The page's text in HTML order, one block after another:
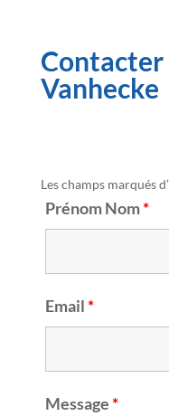
Vanhecke
Les champs marqués
Prénom Nom*
Email*
Message*